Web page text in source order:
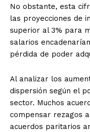
No obstante, esta
las proyecciones de
superior al 3% para
salarios
pérdida de poder
Al analizar los
dispersión según el
sector. Muchos
compensar rezagos
acuerdos paritarios